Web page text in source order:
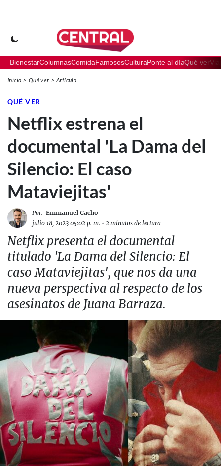
BienestarColumnasComidaFamososCulturaPonte al díaQué ver
Inicio Qué ver Artículo
QUÉ VER
Netflix estrena el
documental 'La Dama del
Silencio: El caso
Mataviejitas'
Por: Emmanuel Cacho
julio 18, 2023 05:02 p. m. • 2 minutos de lectura
Netflix presenta el documental
titulado 'La Dama del Silencio: El
caso Mataviejitas', que nos da una
nueva perspectiva al respecto de los
asesinatos de Juana Barraza.